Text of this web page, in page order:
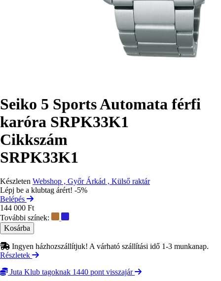
Seiko 5 Sports Automata férfi
karóra SRPK33K1
Cikkszám
SRPK33K1
Készleten Webshop , Győr Árkád , Külső raktár
Lépj be a klubtag árért! -5%
Belépés
144 000 Ft
További színek:
Ingyen házhozszállítjuk! A várható szállítási idő 1-3 munkanap.
Részletek
Juta Klub tagoknak 1440 pont visszajár